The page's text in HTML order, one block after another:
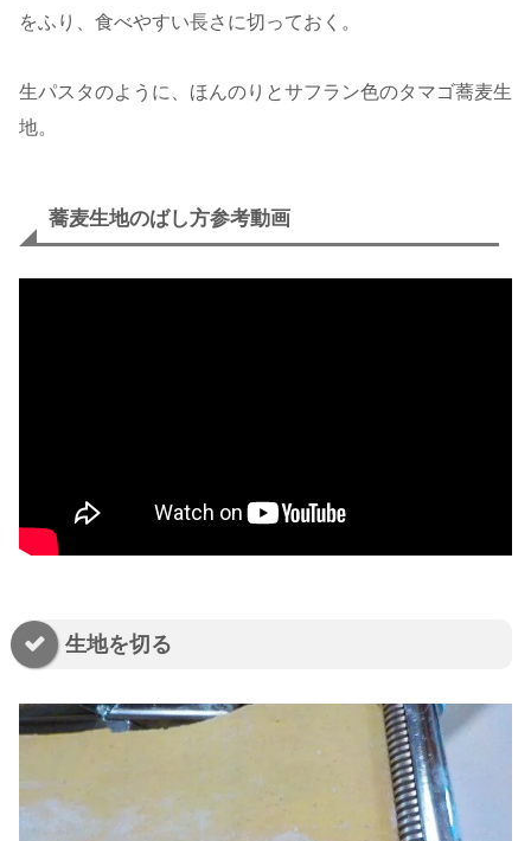
をふり、食べやすい長さに切っておく。
生パスタのように、ほんのりとサフラン色のタマゴ蕎麦生
地。
蕎麦生地のばし方参考動画
生地を切る